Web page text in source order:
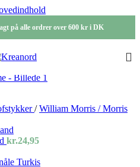
på alle ordrer over 600 kr i DK
/ William Morris / Morris
kr.24,95